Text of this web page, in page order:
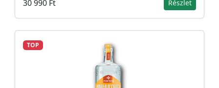
30 990 Ft Részlet
TOP